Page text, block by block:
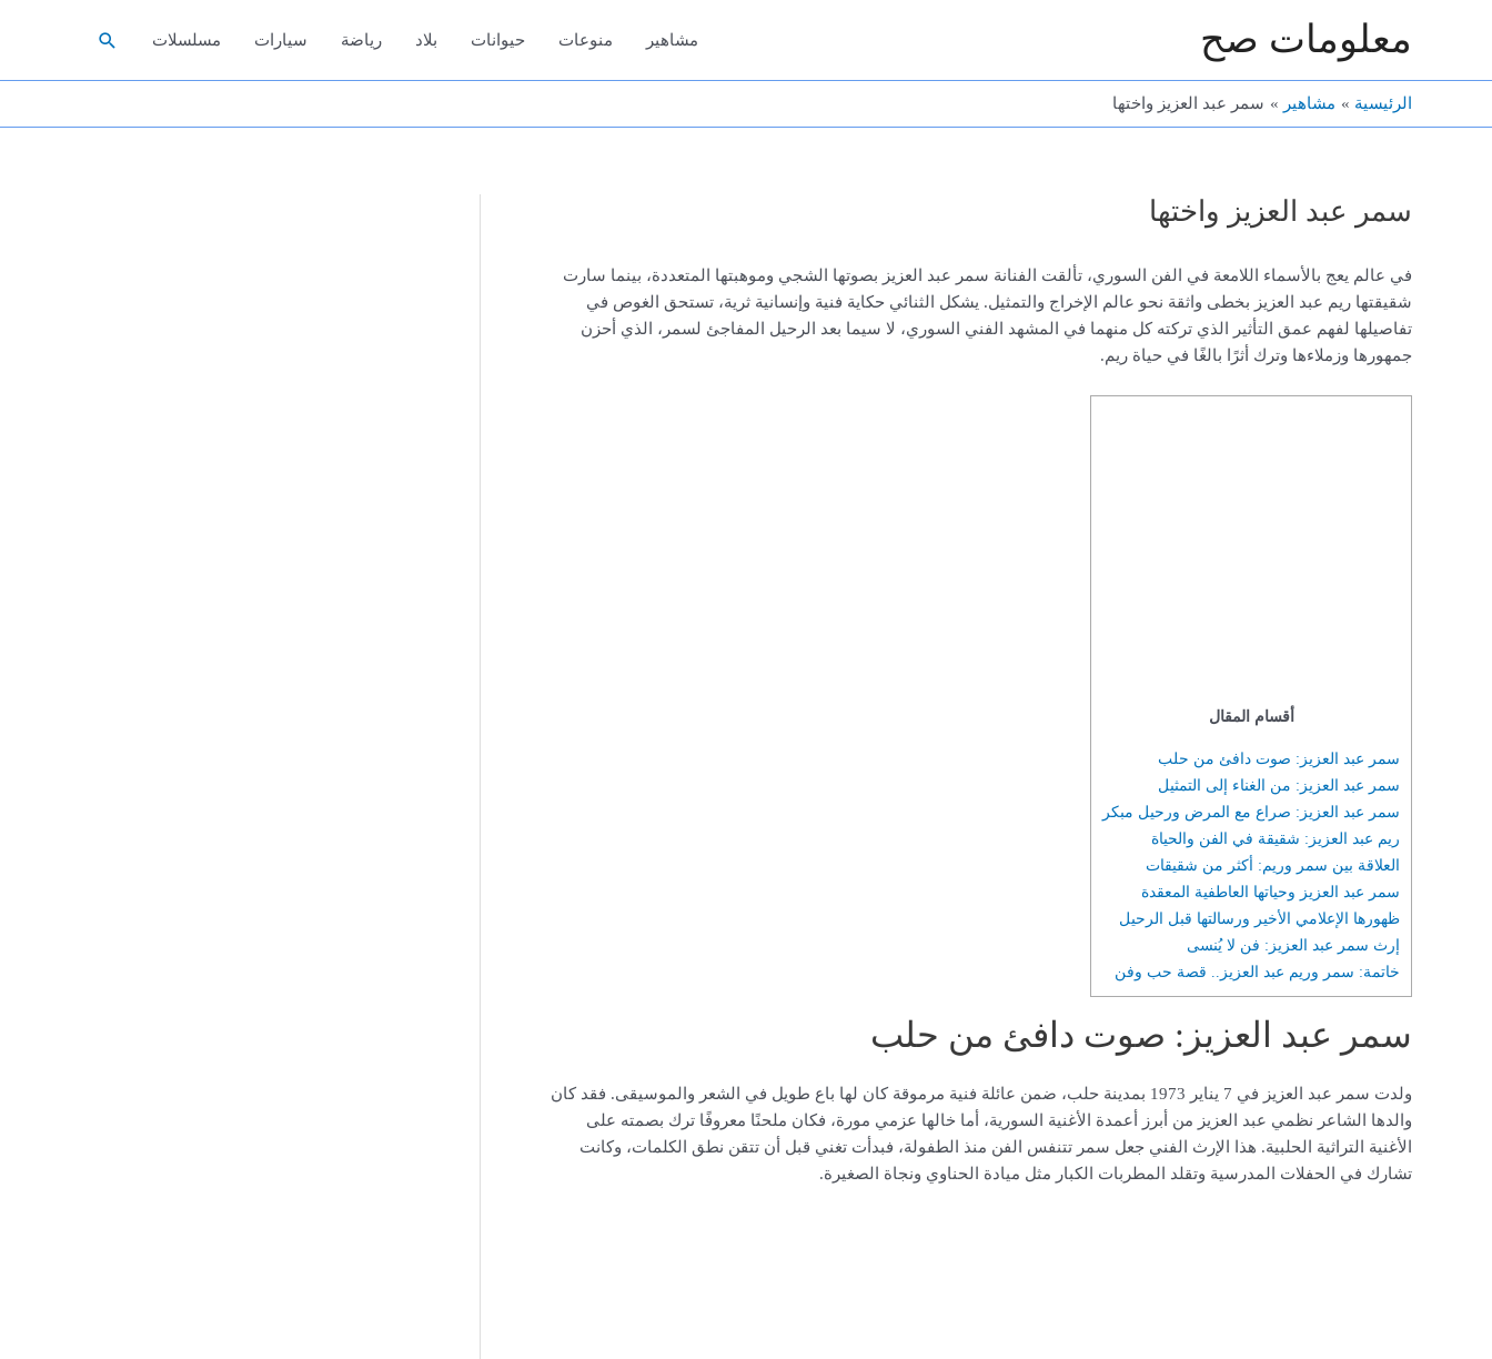
معلومات صح مشاهير منوعات حيوانات بلاد رياضة سيارات مسلسلات البحث
الرئيسية مشاهير سمر عبد العزيز واختها
سمر عبد العزيز واختها
في عالم يعج بالأسماء اللامعة في الفن السوري، تألقت الفنانة سمر عبد العزيز بصوتها الشجي وموهبتها المتعددة، بينما سارت
شقيقتها ريم عبد العزيز بخطى واثقة نحو عالم الإخراج والتمثيل. يشكل الثنائي حكاية فنية وإنسانية ثرية، تستحق الغوص في
تفاصيلها لفهم عمق التأثير الذي تركته كل منهما في المشهد الفني السوري، لا سيما بعد الرحيل المفاجئ لسمر، الذي أحزن
جمهورها وزملاءها وترك أثرًا بالغًا في حياة ريم.
أقسام المقال
سمر عبد العزيز: صوت دافئ من حلب
سمر عبد العزيز: من الغناء إلى التمثيل
سمر عبد العزيز: صراع مع المرض ورحيل مبكر
ريم عبد العزيز: شقيقة في الفن والحياة
العلاقة بين سمر وريم: أكثر من شقيقات
سمر عبد العزيز وحياتها العاطفية المعقدة
ظهورها الإعلامي الأخير ورسالتها قبل الرحيل
إرث سمر عبد العزيز: فن لا يُنسى
خاتمة: سمر وريم عبد العزيز.. قصة حب وفن
سمر عبد العزيز: صوت دافئ من حلب
ولدت سمر عبد العزيز في 7 يناير 1973 بمدينة حلب، ضمن عائلة فنية مرموقة كان لها باع طويل في الشعر والموسيقى. فقد كان
والدها الشاعر نظمي عبد العزيز من أبرز أعمدة الأغنية السورية، أما خالها عزمي مورة، فكان ملحنًا معروفًا ترك بصمته على
الأغنية التراثية الحلبية. هذا الإرث الفني جعل سمر تتنفس الفن منذ الطفولة، فبدأت تغني قبل أن تتقن نطق الكلمات، وكانت
تشارك في الحفلات المدرسية وتقلد المطربات الكبار مثل ميادة الحناوي ونجاة الصغيرة.